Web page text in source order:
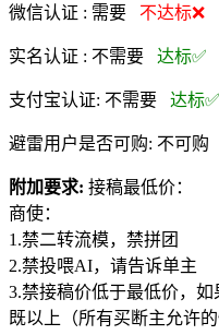
微信认证 : 需要 不达标❌
实名认证 : 不需要 达标✅
支付宝认证: 不需要 达标✅
避雷用户是否可购: 不可购
附加要求: 接稿最低价：
商使：
1.禁二转流模，禁拼团
2.禁投喂AI，请告诉单主
3.禁接稿价低于最低价，
既以上（所有买断主允许的